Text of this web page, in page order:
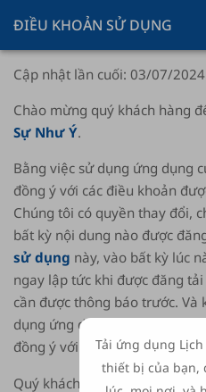
ĐIỀU KHOẢN SỬ DỤNG
Cập nhật lần cuối: 03/07/
Chào mừng quý khách hàng
Sự Như Ý.
Bằng việc sử dụng ứng dụng
đồng ý với các điều khoản
Chúng tôi có quyền thay đổi,
bất kỳ nội dung nào được
sử dụng này, vào bất kỳ lúc
ngay lập tức khi được đăng
cần được thông báo trước. Và
dụng ứng dụng của chúng
đồng ý với những thay đổi đó.
Quý khách hàng vui lòng
Tải ứng dụng Lịch
thiết bị của bạn,